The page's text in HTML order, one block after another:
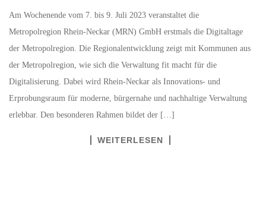
Am Wochenende vom 7. bis 9. Juli 2023 veranstaltet die
Metropolregion Rhein-Neckar (MRN) GmbH erstmals die Digitaltage
der Metropolregion. Die Regionalentwicklung zeigt mit Kommunen aus
der Metropolregion, wie sich die Verwaltung fit macht für die
Digitalisierung. Dabei wird Rhein-Neckar als Innovations- und
Erprobungsraum für moderne, bürgernahe und nachhaltige Verwaltung
erlebbar. Den besonderen Rahmen bildet der […]
WEITERLESEN